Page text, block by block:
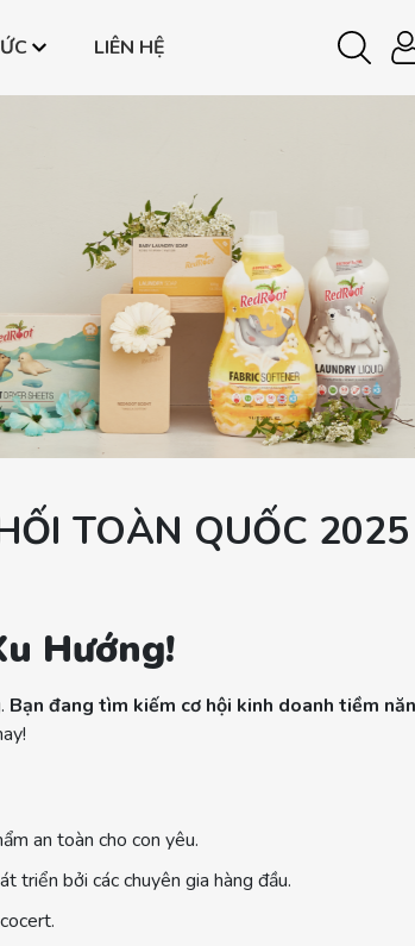
LIÊN HỆ
TOÀN QUỐC 2025
Hướng!
Bạn đang tìm kiếm cơ hội kinh doanh tiềm
an toàn cho con yêu.
triển bởi các chuyên gia hàng đầu.